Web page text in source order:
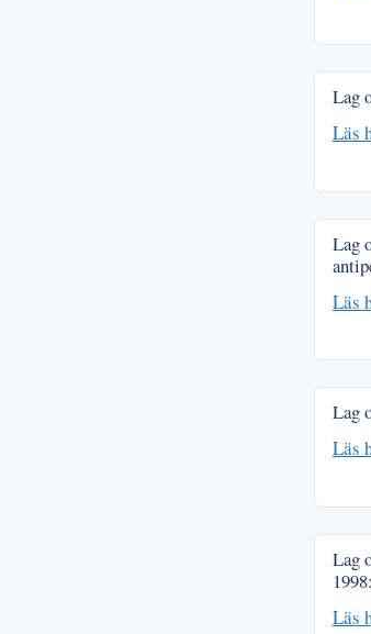
Lag
Läs
Lag
Läs
Lag
Läs
Lag
Läs